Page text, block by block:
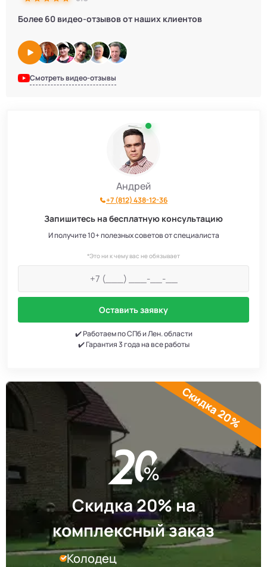
Более 60 видео-отзывов от наших клиентов
Смотреть видео-отзывы
Андрей
+7 (812) 438-12-36
Запишитесь на бесплатную консультацию
И получите 10+ полезных советов от специалиста
*Это ни к чему вас не обязывает
Оставить заявку
✔️ Работаем по СПб и Лен. области
✔️ Гарантия 3 года на все работы
Скидка 20% на
комплексный заказ
Колодец
Скидка 20%